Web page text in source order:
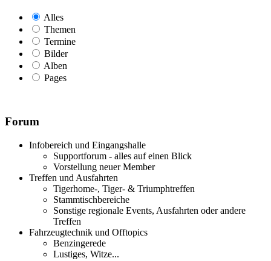
Alles
Themen
Termine
Bilder
Alben
Pages
Forum
Infobereich und Eingangshalle
Supportforum - alles auf einen Blick
Vorstellung neuer Member
Treffen und Ausfahrten
Tigerhome-, Tiger- & Triumphtreffen
Stammtischbereiche
Sonstige regionale Events, Ausfahrten oder andere
Treffen
Fahrzeugtechnik und Offtopics
Benzingerede
Lustiges, Witze...